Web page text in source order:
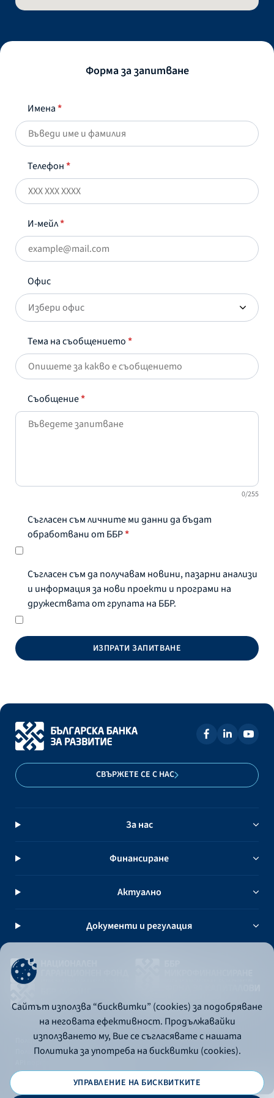
Форма за запитване
Имена*
Телефон*
И-мейл*
Офис
Избери офис
Тема на съобщението*
Съобщение*
0/255
Съгласен съм личните ми данни да бъдат
обработвани от ББР*
Съгласен съм да получавам новини, пазарни анализи
и информация за нови проекти и програми на
дружествата от групата на ББР.
ИЗПРАТИ ЗАПИТВАНЕ
СВЪРЖЕТЕ СЕ С НАС
За нас
Финансиране
Актуално
Документи и регулация
Политика за употреба на бисквитки
Политика за поверителност
Сайтът използва “бисквитки” (cookies) за подобряване
на неговата ефективност. Продължавайки
използването му, Вие се съгласявате с нашата
Политика за употреба на бисквитки (cookies).
УПРАВЛЕНИЕ НА БИСКВИТКИТЕ